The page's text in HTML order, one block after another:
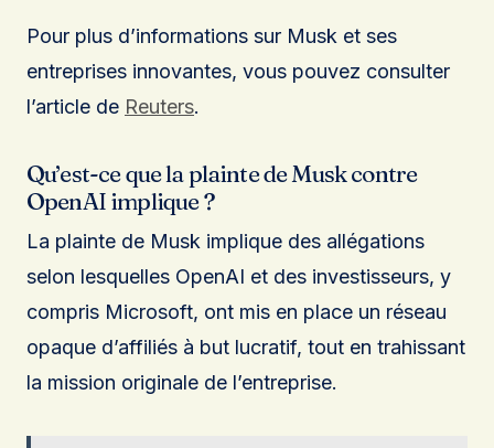
Pour plus d’informations sur Musk et ses
entreprises innovantes, vous pouvez consulter
l’article de Reuters.
Qu’est-ce que la plainte de Musk contre
OpenAI implique ?
La plainte de Musk implique des allégations
selon lesquelles OpenAI et des investisseurs, y
compris Microsoft, ont mis en place un réseau
opaque d’affiliés à but lucratif, tout en trahissant
la mission originale de l’entreprise.